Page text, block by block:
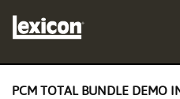
PCM TOTAL BUNDLE DEMO